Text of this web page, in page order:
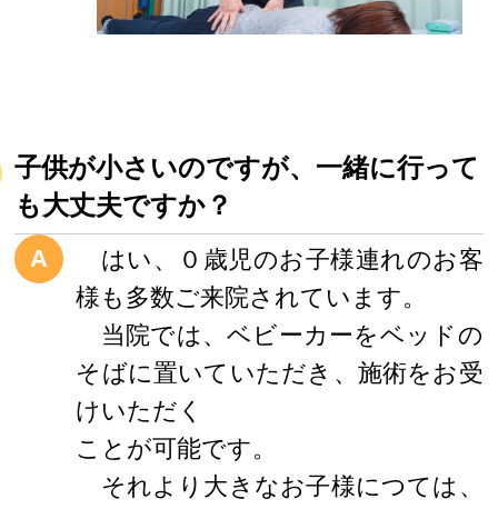
子供が小さいのですが、一緒に行って
も大丈夫ですか？
A
はい、０歳児のお子様連れのお客
様も多数ご来院されています。
当院では、ベビーカーをベッドの
そばに置いていただき、施術をお受
けいただく
ことが可能です。
それより大きなお子様につては、